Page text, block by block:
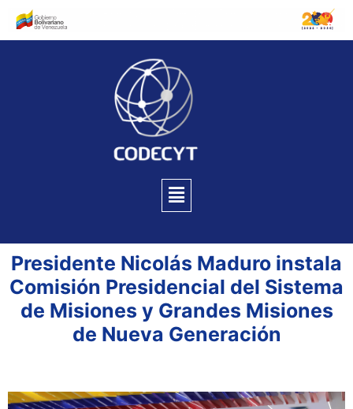
Presidente Nicolás Maduro instala
Comisión Presidencial del Sistema
de Misiones y Grandes Misiones
de Nueva Generación